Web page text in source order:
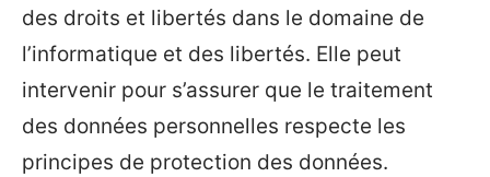
des droits et libertés dans le domaine de
l’informatique et des libertés. Elle peut
intervenir pour s’assurer que le traitement
des données personnelles respecte les
principes de protection des données.